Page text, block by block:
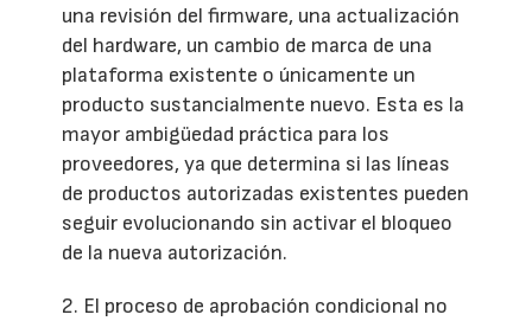
una revisión del firmware, una actualización
del hardware, un cambio de marca de una
plataforma existente o únicamente un
producto sustancialmente nuevo. Esta es la
mayor ambigüedad práctica para los
proveedores, ya que determina si las líneas
de productos autorizadas existentes pueden
seguir evolucionando sin activar el bloqueo
de la nueva autorización.
2. El proceso de aprobación condicional no